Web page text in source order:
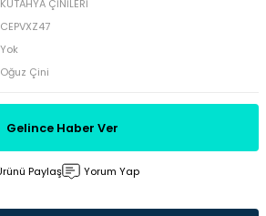
KÜTAHYA ÇİNİLERİ
CEPVXZ47
Yok
Oğuz Çini
Gelince Haber Ver
Paylaş Yorum Yap